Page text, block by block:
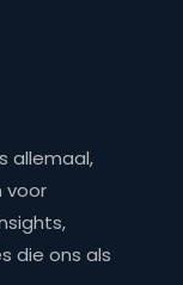
allemaal,
voor
die ons als